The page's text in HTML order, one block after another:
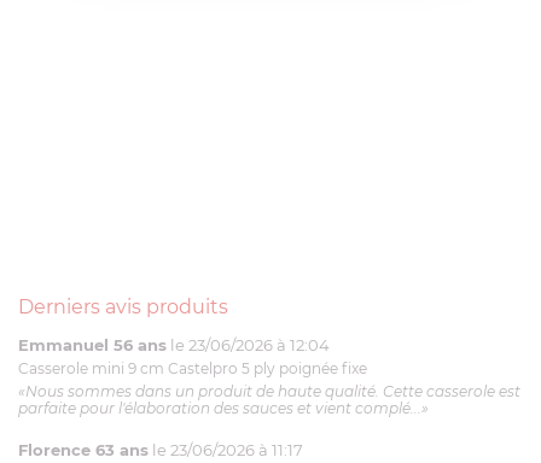
Derniers avis produits
Emmanuel 56 ans le 23/06/2026 à 12:04
Casserole mini 9 cm Castelpro 5 ply poignée fixe
«Nous sommes dans un produit de haute qualité. Cette casserole est
parfaite pour l'élaboration des sauces et vient complé...»
Florence 63 ans le 23/06/2026 à 11:17